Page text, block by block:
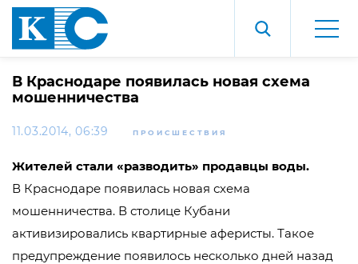
В Краснодаре появилась новая схема
мошенничества
11.03.2014, 06:39 ПРОИСШЕСТВИЯ
Жителей стали «разводить» продавцы воды.
В Краснодаре появилась новая схема
мошенничества. В столице Кубани
активизировались квартирные аферисты. Такое
предупреждение появилось несколько дней назад